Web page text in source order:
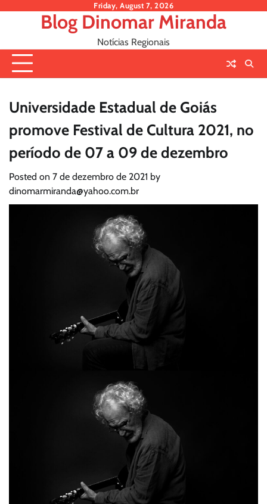
Friday, August 7, 2026
Blog Dinomar Miranda
Notícias Regionais
Universidade Estadual de Goiás
promove Festival de Cultura 2021, no
período de 07 a 09 de dezembro
Posted on 7 de dezembro de 2021 by
dinomarmiranda@yahoo.com.br